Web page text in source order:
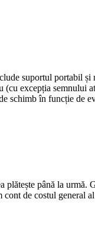
suportul portabil
excepția
schimb în funcție de
plătește până la
de costul general